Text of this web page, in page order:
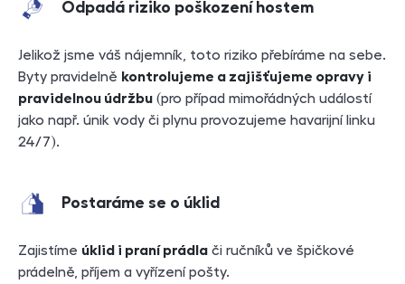
Odpadá riziko poškození hostem
Jelikož jsme váš nájemník, toto riziko přebíráme na sebe.
Byty pravidelně kontrolujeme a zajišťujeme opravy i
pravidelnou údržbu (pro případ mimořádných událostí
jako např. únik vody či plynu provozujeme havarijní linku
24/7).
Postaráme se o úklid
Zajistíme úklid i praní prádla či ručníků ve špičkové
prádelně, příjem a vyřízení pošty.